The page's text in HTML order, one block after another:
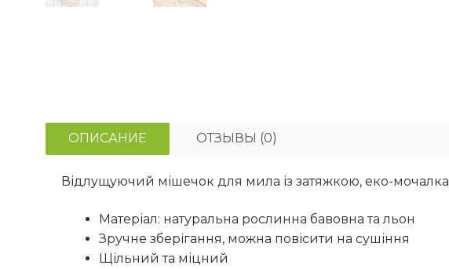
ОПИСАНИЕ ОТЗЫВЫ (0)
Відлущуючий мішечок для мила із затяжкою, еко-мочалка
Матеріал: натуральна рослинна бавовна та льон
Зручне зберігання, можна повісити на сушіння
Щільний та міцний